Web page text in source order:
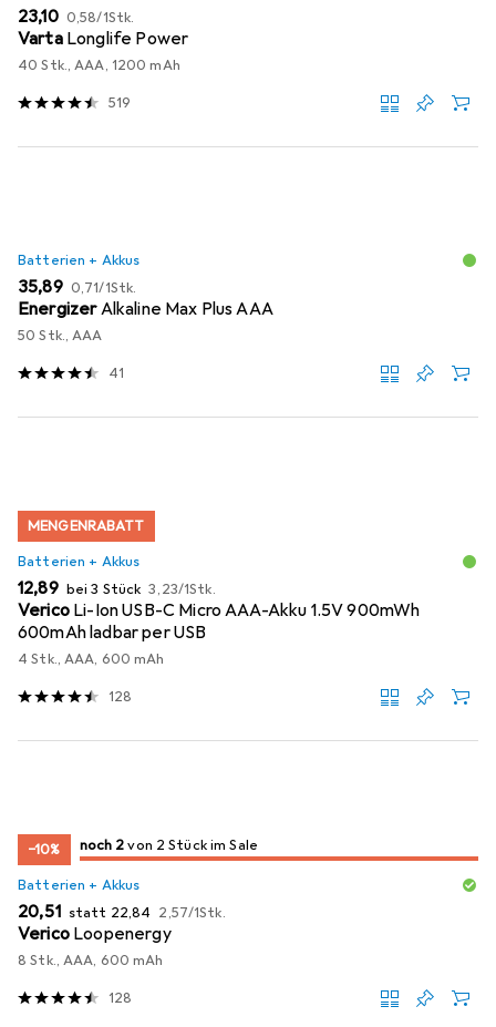
EUR
23,10 EUR
0,58/1Stk.
Varta Longlife Power
40 Stk., AAA, 1200 mAh
519
Batterien + Akkus
EUR
35,89 EUR
0,71/1Stk.
EnergizerAlkaline Max Plus AAA
50 Stk., AAA
41
MENGENRABATT
Batterien + Akkus
EUR
12,89 bei 3 Stück EUR
3,23/1Stk.
Verico Li-Ion USB-C Micro AAA-Akku 1.5V 900mWh
600mAh ladbar per USB
4 Stk., AAA, 600 mAh
128
−10% 2/ 2
2/ 2 im Sale
noch 2 von 2 Stück im Sale
Batterien + Akkus
EUR
20,51 statt EUR
22,84 EUR
2,57/1Stk.
Verico Loopenergy
8 Stk., AAA, 600 mAh
128